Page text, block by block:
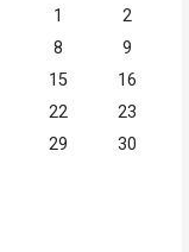
1
2
8
9
15
16
22
23
29
30